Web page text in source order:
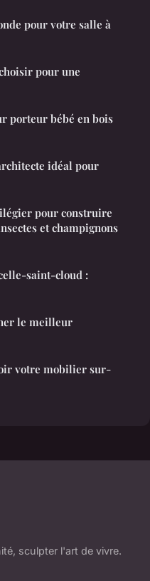
pour votre salle à
pour une
porteur bébé en bois
idéal pour
pour construire
et champignons
saint-cloud :
le meilleur
votre mobilier sur-
sculpter l'art de vivre.